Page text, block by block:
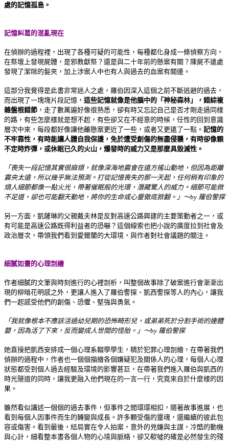
處的記憶孤島。
記憶糾葛的混亂現在
在偵辦的過程裡，出現了各種可疑的可能性，每種都化身成一條偵察方向，
在祭壇上發現屍體，是邪教獻祭？還是與二十年前的懸案有關？陳屍不遠處
發現了潔咪的髮夾，加上涉案人中也有人與過去的血案有關連。
這部分我覺得是此書非常迷人之處，羅伯因深入這個之前不斷逃避的過去，
而出現了一塊塊片段記憶， 這些記憶就像是他腦中的「神秘森林」，錯綜複
雜盤根錯節 ，走了數萬遍好像很熟悉，卻有時又忘記自己是否才剛走過同樣
的路，有些怎麼樣就是想不起，有些卻又在不經意的時候，任性的回到意識
層次中來，每段都好像讓他離懸案更近了一些，或者又更遠了一點。 記憶的
不牢靠性，有時能讓人體自我保護，免於遭受創傷的無盡侵襲，有時卻像顆
不定時炸彈，或休眠已久的火山，爆發時的威力又是那麼具毀滅性。
「喪失一段記憶其實很麻煩，就像深海地震會在遠方搖山動地，但因為距離
震央太遠，所以幾乎無法預測。打從記憶喪失的那一天起，任何稍有印象的
煩人細節都像一點火光，帶著催眠般的光環，潛藏驚人的威力。細節可能微
不足道，卻也可能翻天動地，將你的生命或心靈徹底掀翻。」～by 羅伯警探
另一方面，凱薩琳的父親戴夫林是反對高速公路興建的主要策動者之一，或
有可能是高速公路既得利益者的恐嚇？這個線索也把小說的廣度拉到社會及
政治層次，帶領我們看到愛爾蘭的大環境，與作者對社會議題的關注。
細膩如畫的心理剖繪
作者細膩的文筆與時刻進行的心裡剖析，叫整個故事除了破案進行會漸漸出
現的柳暗花明感之外，更讓人進入了羅伯警探、凱西警探等人的內心，讓我
們一起感受他們的創傷、恐懼、堅強與勇氣。
「我就像根本不應該活過幼兒期的恐怖畸形兒，或弟弟死於分割手術的連體
嬰，因為活了下來，反而變成人世間的怪胎。」～by 羅伯警探
她直接把凱西安排成一個心理系輟學學生，精於犯罪心理剖繪，在帶著我們
偵辦的過程中，作者也一個個描繪各個嫌疑犯及關係人的心理，每個人心理
狀態都受到個人過去經驗及環境的影響甚巨，在帶著我們進入羅伯與凱西的
時光隧道的同時，讓我更融入他們現在的一言一行，究竟來自於什麼樣的因
果。
雖然看似講述一個個的過去事件，但事件之間環環相扣，隨著故事進展，也
看到每個人因事件而生的轉變與成長。許多顆受傷的靈魂，還繼續的彼此包
容或傷害。看到最後，結局實在令人拍案，意外的兇嫌與主謀，冷酷的動機
與心計，細看整本書各個人物的心境與脈絡，卻又欷噓的確是必然發生的殘